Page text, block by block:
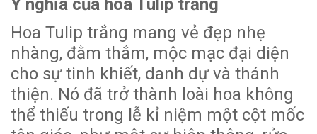
Hoa Tulip trắng mang vẻ đẹp nhẹ
nhàng, đằm thắm, mộc mạc đại diện
cho sự tinh khiết, danh dự và thánh
thiện. Nó đã trở thành loài hoa không
thể thiếu trong lễ kỉ niệm một cột mốc